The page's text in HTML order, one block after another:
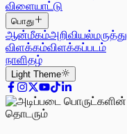
விளையாட்டு
பொது
ஆன்மீகம்அறிவியல்
விளக்கம்விளக்கப்படம்
நாளிதழ்
Light Theme